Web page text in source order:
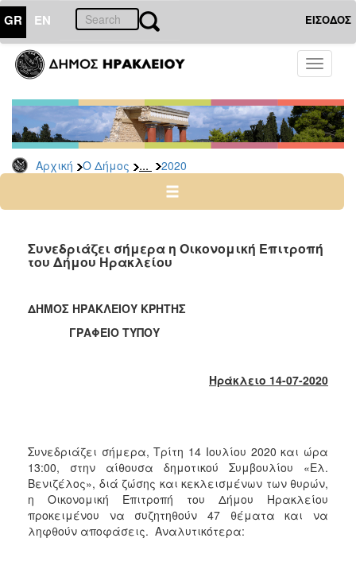
GR EN ΕΙΣΟΔΟΣ
Toggle
Αρχική Ο Δήμος ... 2020
ΔΗΜΟΣ
Δελτία
Τύπου
Αρχείο
2026
2024
2022
2020
2019
2013
2012
2011
2010
Συνεδριάζει σήμερα η Οικονομική Επιτροπή
του Δήμου Ηρακλείου
ΔΗΜΟΣ ΗΡΑΚΛΕΙΟΥ ΚΡΗΤΗΣ
ΓΡΑΦΕΙΟ ΤΥΠΟΥ
Ηράκλειο 14-07-2020
Συνεδριάζει σήμερα, Τρίτη 14 Ιουλίου 2020 και ώρα
13:00, στην αίθουσα δημοτικού Συμβουλίου «Ελ.
Βενιζέλος», διά ζώσης και κεκλεισμένων των θυρών,
η Οικονομική Επιτροπή του Δήμου Ηρακλείου
προκειμένου να συζητηθούν 47 θέματα και να
ληφθούν αποφάσεις. Αναλυτικότερα: